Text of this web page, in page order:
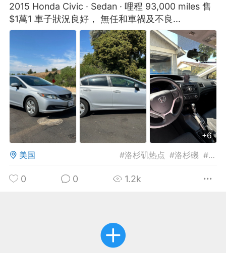
华人资讯
阅读洛杉矶新闻
华人论坛
加入社区交流
华人社区信息发布规范》
华人社区账号注册及使用规范》
洛杉矶热点 同乡联谊
2015 Honda Civic · Sedan · 哩程 93,000 miles 售
$1萬1 車子狀況良好， 無任和車禍及不良...
+6
美国 #洛杉矶热点 #洛杉磯 #车
0 0 1.2k